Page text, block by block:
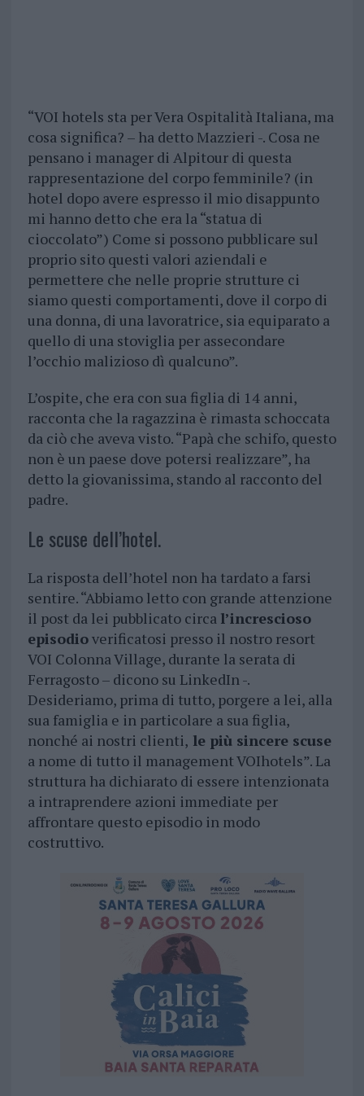
“VOI hotels sta per Vera Ospitalità Italiana, ma
cosa significa? – ha detto Mazzieri -. Cosa ne
pensano i manager di Alpitour di questa
rappresentazione del corpo femminile? (in
hotel dopo avere espresso il mio disappunto
mi hanno detto che era la “statua di
cioccolato”) Come si possono pubblicare sul
proprio sito questi valori aziendali e
permettere che nelle proprie strutture ci
siamo questi comportamenti, dove il corpo di
una donna, di una lavoratrice, sia equiparato a
quello di una stoviglia per assecondare
l’occhio malizioso dì qualcuno”.
L’ospite, che era con sua figlia di 14 anni,
racconta che la ragazzina è rimasta schoccata
da ciò che aveva visto. “Papà che schifo, questo
non è un paese dove potersi realizzare”, ha
detto la giovanissima, stando al racconto del
padre.
Le scuse dell’hotel.
La risposta dell’hotel non ha tardato a farsi
sentire. “Abbiamo letto con grande attenzione
il post da lei pubblicato circa l’increscioso
episodioverificatosi presso il nostro resort
VOI Colonna Village, durante la serata di
Ferragosto – dicono su LinkedIn -.
Desideriamo, prima di tutto, porgere a lei, alla
sua famiglia e in particolare a sua figlia,
nonché ai nostri clienti, le più sincere scuse
a nome di tutto il management VOIhotels”. La
struttura ha dichiarato di essere intenzionata
a intraprendere azioni immediate per
affrontare questo episodio in modo
costruttivo.